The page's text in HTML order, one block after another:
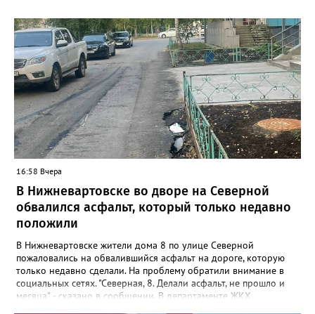
16:58 Вчера
В Нижневартовске во дворе на Северной
обвалился асфальт, который только недавно
положили
В Нижневартовске жители дома 8 по улице Северной
пожаловались на обвалившийся асфальт на дороге, которую
только недавно сделали. На проблему обратили внимание в
социальных сетях. "Северная, 8. Делали асфальт, не прошло и
месяца", - сказано в сообщении. В департаменте ЖКХ